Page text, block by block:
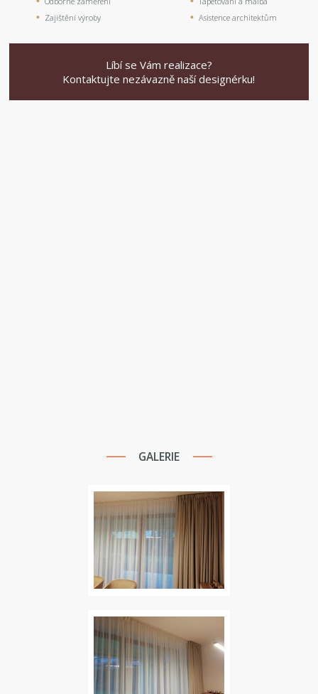
Zajištění výroby
Asistence architektům
Líbí se Vám realizace?
Kontaktujte nezávazně naší designérku!
GALERIE